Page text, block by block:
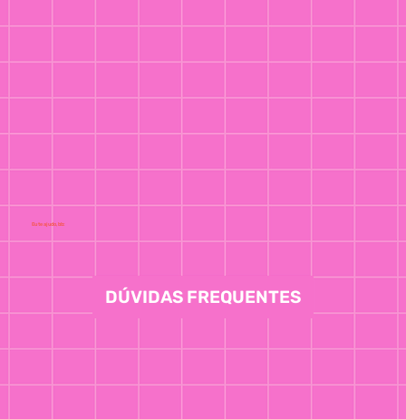
Eu te ajudo, bb:
DÚVIDAS FREQUENTES